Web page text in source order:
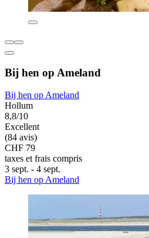
Bij hen op Ameland
Bij hen op Ameland
Hollum
8,8/10
Excellent
(84 avis)
CHF 79
taxes et frais compris
3 sept. - 4 sept.
Bij hen op Ameland